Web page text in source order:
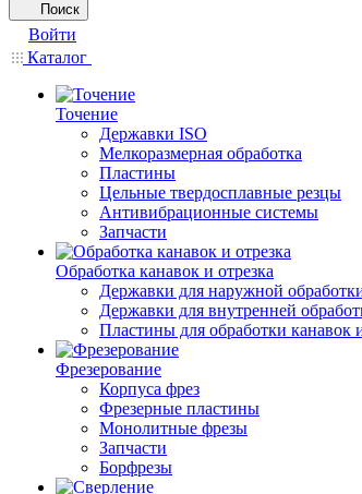
Поиск
Войти
Каталог
Точение
Державки ISO
Мелкоразмерная обработка
Пластины
Цельные твердосплавные резцы
Антивибрационные системы
Запчасти
Обработка канавок и отрезка
Державки для наружной
Державки для внутренней
Пластины для обработки канавок
Фрезерование
Корпуса фрез
Фрезерные пластины
Монолитные фрезы
Запчасти
Борфрезы